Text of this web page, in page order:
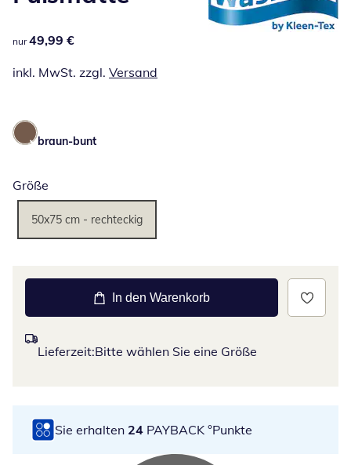
49,99 €
nur 49,99 €
inkl. MwSt. zzgl. Versand
braun-bunt
Größe
50x75 cm - rechteckig
In den Warenkorb
Lieferzeit:Bitte wählen Sie eine Größe
Sie erhalten 24 PAYBACK °Punkte